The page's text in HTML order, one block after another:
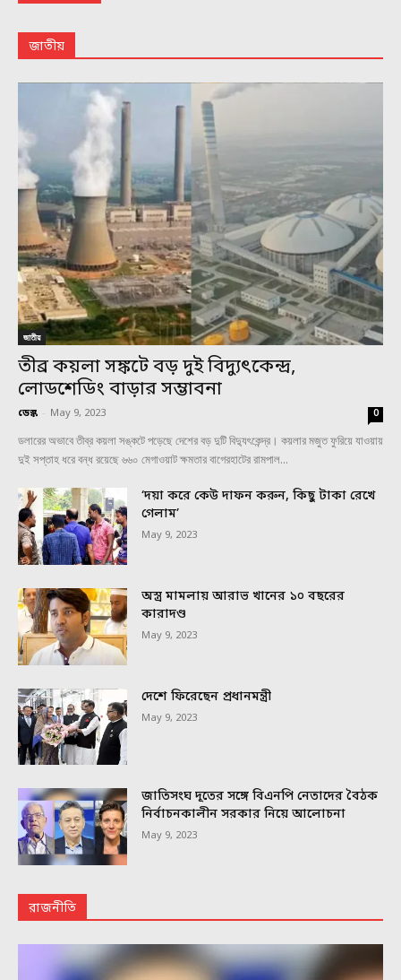
জাতীয়
জাতীয়
তীব্র কয়লা সঙ্কটে বড় দুই বিদ্যুৎকেন্দ্র,
লোডশেডিং বাড়ার সম্ভাবনা
ডেস্ক - May 9, 2023 0
ডলারের অভাবে তীব্র কয়লা সঙ্কটে পড়েছে দেশের বড় দুটি বিদ্যুৎকেন্দ্র। কয়লার মজুত ফুরিয়ে যাওয়ায়
দুই সপ্তাহ ধরে বন্ধ রয়েছে ৬৬০ মেগাওয়াট ক্ষমতার বাগেরহাটের রামপাল...
‘দয়া করে কেউ দাফন করুন, কিছু টাকা রেখে
গেলাম’
May 9, 2023
অস্ত্র মামলায় আরাভ খানের ১০ বছরের
কারাদণ্ড
May 9, 2023
দেশে ফিরেছেন প্রধানমন্ত্রী
May 9, 2023
জাতিসংঘ দূতের সঙ্গে বিএনপি নেতাদের বৈঠক
নির্বাচনকালীন সরকার নিয়ে আলোচনা
May 9, 2023
রাজনীতি